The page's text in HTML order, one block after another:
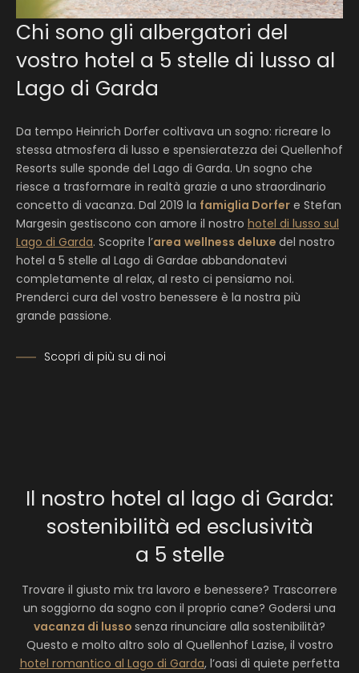
Chi sono gli albergatori del
vostro hotel a 5 stelle di lusso al
Lago di Garda
Da tempo Heinrich Dorfer coltivava un sogno: ricreare lo
stessa atmosfera di lusso e spensieratezza dei Quellenhof
Resorts sulle sponde del Lago di Garda. Un sogno che
riesce a trasformare in realtà grazie a uno straordinario
concetto di vacanza. Dal 2019 la famiglia Dorfer e Stefan
Margesin gestiscono con amore il nostro hotel di lusso sul
Lago di Garda. Scoprite l’area wellness deluxe del nostro
hotel a 5 stelle al Lago di Gardae abbandonatevi
completamente al relax, al resto ci pensiamo noi.
Prenderci cura del vostro benessere è la nostra più
grande passione.
Scopri di più su di noi
Il nostro hotel al lago di Garda:
sostenibilità ed esclusività
a 5 stelle
Trovare il giusto mix tra lavoro e benessere? Trascorrere
un soggiorno da sogno con il proprio cane? Godersi una
vacanza di lusso senza rinunciare alla sostenibilità?
Questo e molto altro solo al Quellenhof Lazise, il vostro
hotel romantico al Lago di Garda, l’oasi di quiete perfetta